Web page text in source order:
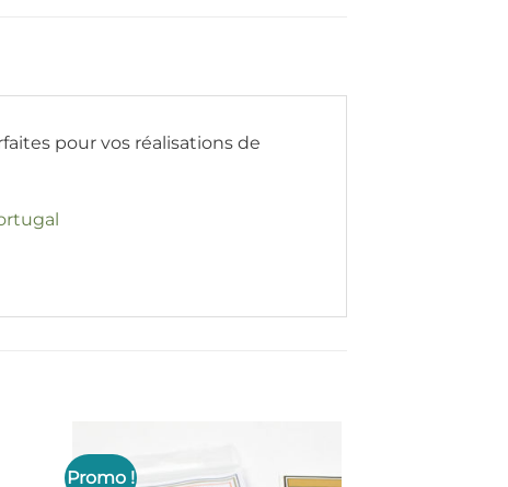
pour vos réalisations de
Promo !